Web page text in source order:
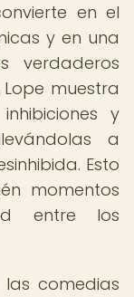
en el
y en una
verdaderos
muestra
y
a
Esto
momentos
entre los
comedias